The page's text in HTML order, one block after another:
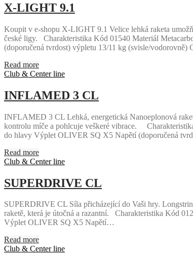
X-LIGHT 9.1
Koupit v e-shopu X-LIGHT 9.1 Velice lehká raketa
české ligy. Charakteristika Kód 01540 Materiál
(doporučená tvrdost) výpletu 13/11 kg (svisle/vodorovně)
Read more
Club & Center line
INFLAMED 3 CL
INFLAMED 3 CL Lehká, energetická Nanoeplonová
kontrolu míče a pohlcuje veškeré vibrace.
do hlavy Výplet OLIVER SQ X5 Napětí (doporučená
Read more
Club & Center line
SUPERDRIVE CL
SUPERDRIVE CL Síla přicházející do Vaši hry.
raketě, která je útočná a razantní. Charakteristika Kód
Výplet OLIVER SQ X5 Napětí…
Read more
Club & Center line